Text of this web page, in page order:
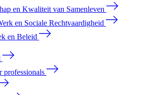
en Kwaliteit van Samenleven
en Sociale Rechtvaardigheid
en Beleid
professionals